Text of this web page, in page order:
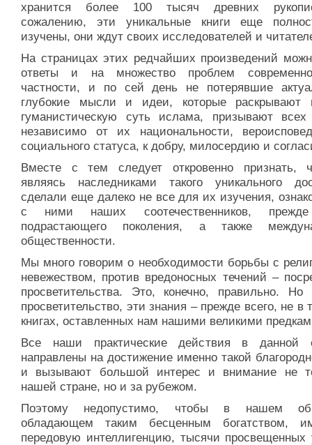
хранится более 100 тысяч древних
сожалению, эти уникальные книги еще
изучены, они ждут своих исследователей и
На страницах этих редчайших произведений
ответы и на множество проблем
частности, и по сей день не потерявшие
глубокие мысли и идеи, которые раскрывают
гуманистическую суть ислама, призывают
независимо от их национальности,
социального статуса, к добру, милосердию и
Вместе с тем следует откровенно признать,
являясь наследниками такого уникального
сделали еще далеко не все для их изучения,
с ними наших соотечественников,
подрастающего поколения, а также
общественности.
Мы много говорим о необходимости борьбы с
невежеством, против вредоносных течений –
просветительства. Это, конечно, правильно. Но
просветительство, эти знания – прежде всего, не в
книгах, оставленных нам нашими великими
Все наши практические действия в данной
направлены на достижение именно такой
и вызывают большой интерес и внимание не
нашей стране, но и за рубежом.
Поэтому недопустимо, чтобы в нашем
обладающем таким бесценным богатством,
передовую интеллигенцию, тысячи просвещенных